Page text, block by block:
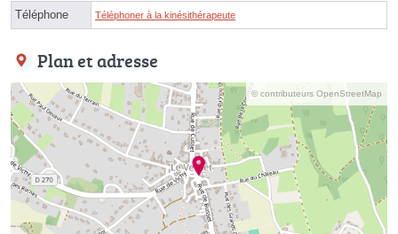
Téléphone Téléphoner à la kinésithérapeute
Plan et adresse
© contributeurs OpenStreetMap